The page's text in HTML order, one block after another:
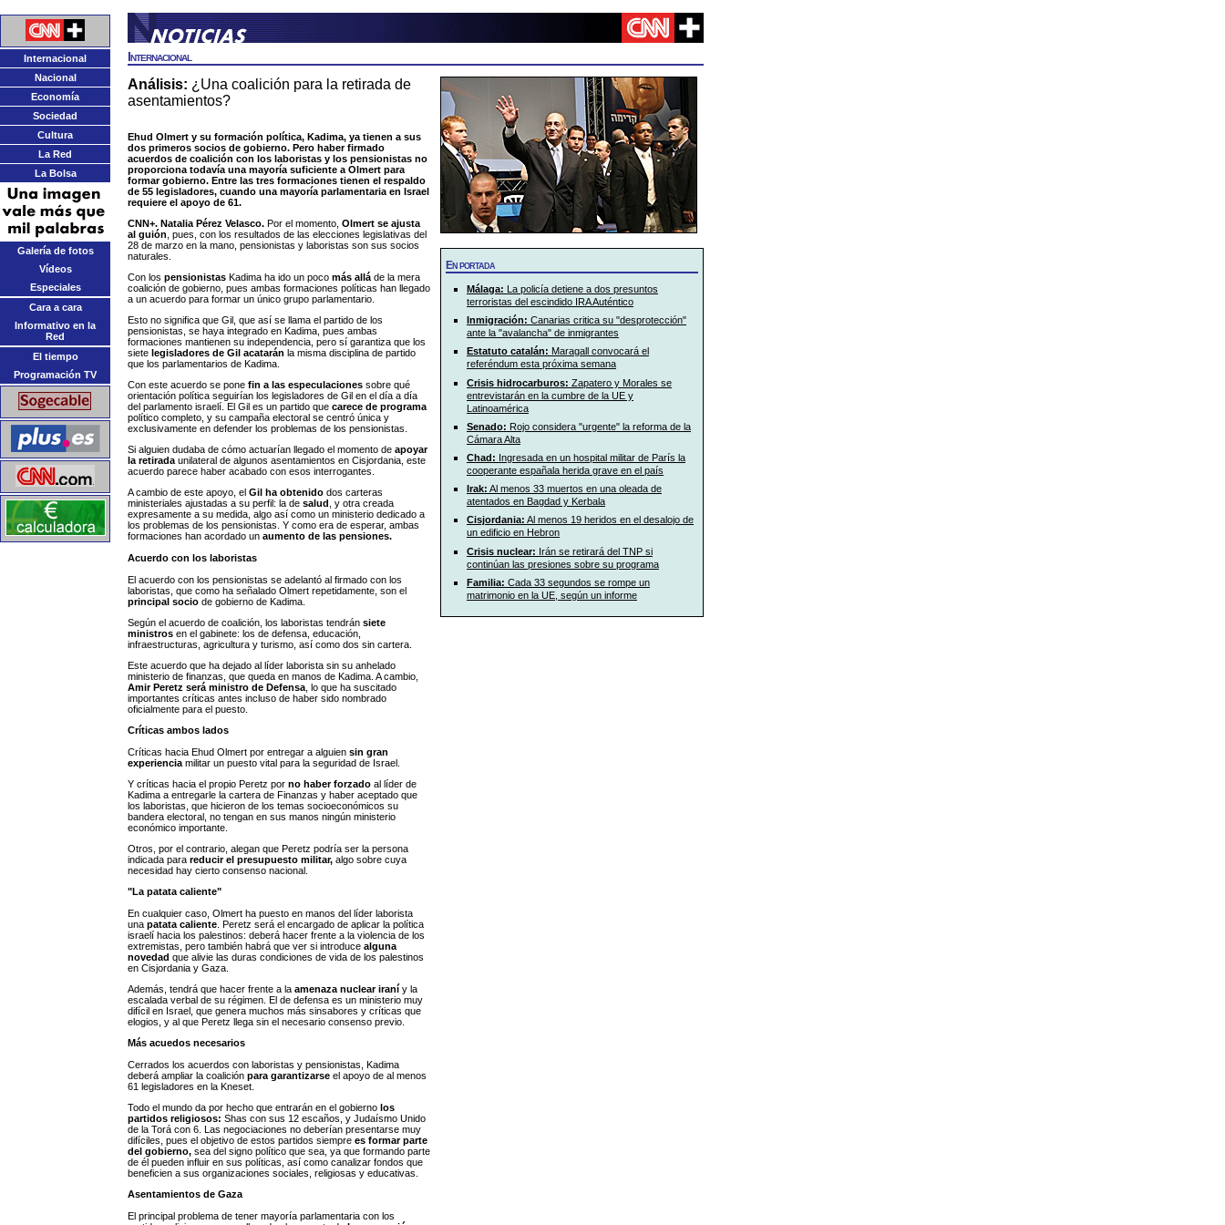
Internacional
Nacional
Economía
Sociedad
Cultura
La Red
La Bolsa
Galería de fotos
Vídeos
Especiales
Cara a cara
Informativo en la
Red
El tiempo
Programación TV
Internacional
Análisis: ¿Una coalición para la retirada de
asentamientos?
Ehud Olmert y su formación política, Kadima, ya tienen a sus
dos primeros socios de gobierno. Pero haber firmado
acuerdos de coalición con los laboristas y los pensionistas no
proporciona todavía una mayoría suficiente a Olmert para
formar gobierno. Entre las tres formaciones tienen el respaldo
de 55 legisladores, cuando una mayoría parlamentaria en Israel
requiere el apoyo de 61.
CNN+. Natalia Pérez Velasco. Por el momento, Olmert se ajusta
al guión , pues, con los resultados de las elecciones legislativas del
28 de marzo en la mano, pensionistas y laboristas son sus socios
naturales.
Con los pensionistas Kadima ha ido un poco más allá de la mera
coalición de gobierno, pues ambas formaciones políticas han llegado
a un acuerdo para formar un único grupo parlamentario.
Esto no significa que Gil, que así se llama el partido de los
pensionistas, se haya integrado en Kadima, pues ambas
formaciones mantienen su independencia, pero sí garantiza que los
siete legisladores de Gil acatarán la misma disciplina de partido
que los parlamentarios de Kadima.
Con este acuerdo se pone fin a las especulaciones sobre qué
orientación política seguirían los legisladores de Gil en el día a día
del parlamento israelí. El Gil es un partido que carece de programa
político completo, y su campaña electoral se centró única y
exclusivamente en defender los problemas de los pensionistas.
Si alguien dudaba de cómo actuarían llegado el momento de apoyar
la retirada unilateral de algunos asentamientos en Cisjordania, este
acuerdo parece haber acabado con esos interrogantes.
A cambio de este apoyo, el Gil ha obtenido dos carteras
ministeriales ajustadas a su perfil: la de salud , y otra creada
expresamente a su medida, algo así como un ministerio dedicado a
los problemas de los pensionistas. Y como era de esperar, ambas
formaciones han acordado un aumento de las pensiones.
Acuerdo con los laboristas
El acuerdo con los pensionistas se adelantó al firmado con los
laboristas, que como ha señalado Olmert repetidamente, son el
principal socio de gobierno de Kadima.
Según el acuerdo de coalición, los laboristas tendrán siete
ministros en el gabinete: los de defensa, educación,
infraestructuras, agricultura y turismo, así como dos sin cartera.
Este acuerdo que ha dejado al líder laborista sin su anhelado
ministerio de finanzas, que queda en manos de Kadima. A cambio,
Amir Peretz será ministro de Defensa , lo que ha suscitado
importantes críticas antes incluso de haber sido nombrado
oficialmente para el puesto.
Críticas ambos lados
Críticas hacia Ehud Olmert por entregar a alguien sin gran
experiencia militar un puesto vital para la seguridad de Israel.
Y críticas hacia el propio Peretz por no haber forzado al líder de
Kadima a entregarle la cartera de Finanzas y haber aceptado que
los laboristas, que hicieron de los temas socioeconómicos su
bandera electoral, no tengan en sus manos ningún ministerio
económico importante.
Otros, por el contrario, alegan que Peretz podría ser la persona
indicada para reducir el presupuesto militar, algo sobre cuya
necesidad hay cierto consenso nacional.
"La patata caliente"
En cualquier caso, Olmert ha puesto en manos del líder laborista
una patata caliente . Peretz será el encargado de aplicar la política
israelí hacia los palestinos: deberá hacer frente a la violencia de los
extremistas, pero también habrá que ver si introduce alguna
novedad que alivie las duras condiciones de vida de los palestinos
en Cisjordania y Gaza.
Además, tendrá que hacer frente a la amenaza nuclear iraní y la
escalada verbal de su régimen. El de defensa es un ministerio muy
difícil en Israel, que genera muchos más sinsabores y críticas que
elogios, y al que Peretz llega sin el necesario consenso previo.
Más acuedos necesarios
Cerrados los acuerdos con laboristas y pensionistas, Kadima
deberá ampliar la coalición para garantizarse el apoyo de al menos
61 legisladores en la Kneset.
Todo el mundo da por hecho que entrarán en el gobierno los
partidos religiosos: Shas con sus 12 escaños, y Judaísmo Unido
de la Torá con 6. Las negociaciones no deberían presentarse muy
difíciles, pues el objetivo de estos partidos siempre es formar parte
del gobierno, sea del signo político que sea, ya que formando parte
de él pueden influir en sus políticas, así como canalizar fondos que
beneficien a sus organizaciones sociales, religiosas y educativas.
Asentamientos de Gaza
El principal problema de tener mayoría parlamentaria con los
En portada
Málaga: La policía detiene a dos presuntos
terroristas del escindido IRA Auténtico
Inmigración: Canarias critica su "desprotección"
ante la "avalancha" de inmigrantes
Estatuto catalán: Maragall convocará el
referéndum esta próxima semana
Crisis hidrocarburos: Zapatero y Morales se
entrevistarán en la cumbre de la UE y
Latinoamérica
Senado: Rojo considera "urgente" la reforma de la
Cámara Alta
Chad: Ingresada en un hospital militar de París la
cooperante españala herida grave en el país
Irak: Al menos 33 muertos en una oleada de
atentados en Bagdad y Kerbala
Cisjordania: Al menos 19 heridos en el desalojo de
un edificio en Hebron
Crisis nuclear: Irán se retirará del TNP si
continúan las presiones sobre su programa
Familia: Cada 33 segundos se rompe un
matrimonio en la UE, según un informe